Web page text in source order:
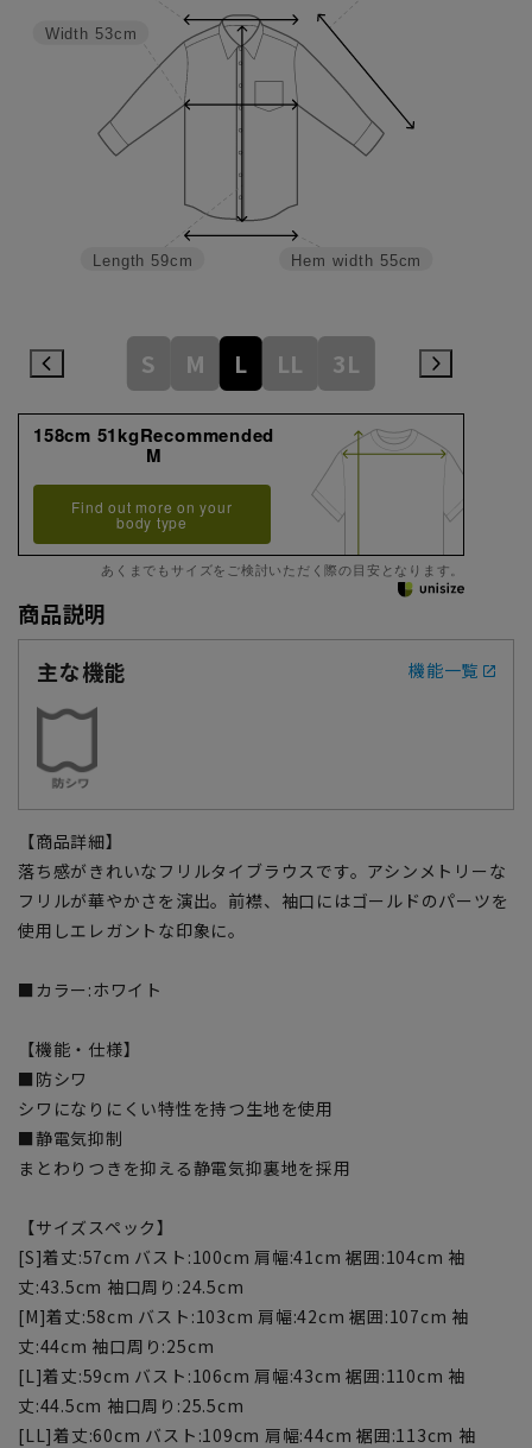
Hem width 55cm
Length 59cm
Width 53cm
S M L LL 3L
158cm 51kgRecommended
M
Find out more on your
body type
あくまでもサイズをご検討いただく際の目安となります。
商品説明
主な機能
機能一覧
【商品詳細】
落ち感がきれいなフリルタイブラウスです。アシンメトリーな
フリルが華やかさを演出。前襟、袖口にはゴールドのパーツを
使用しエレガントな印象に。
■カラー:ホワイト
【機能・仕様】
■防シワ
シワになりにくい特性を持つ生地を使用
■静電気抑制
まとわりつきを抑える静電気抑裏地を採用
【サイズスペック】
[S]着丈:57cm バスト:100cm 肩幅:41cm 裾囲:104cm 袖
丈:43.5cm 袖口周り:24.5cm
[M]着丈:58cm バスト:103cm 肩幅:42cm 裾囲:107cm 袖
丈:44cm 袖口周り:25cm
[L]着丈:59cm バスト:106cm 肩幅:43cm 裾囲:110cm 袖
丈:44.5cm 袖口周り:25.5cm
[LL]着丈:60cm バスト:109cm 肩幅:44cm 裾囲:113cm 袖